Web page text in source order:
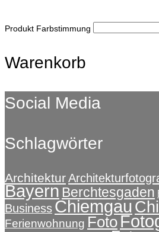
Produkt Farbstimmung
Warenkorb
Social Media
Schlagwörter
Architektur
Bayern Berchtesgaden
Business Chiemgau
Ferienwohnung Foto